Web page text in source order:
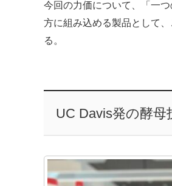
今回の力価について、「一
方に組み込める製品として
る。
UC Davis発の酵母